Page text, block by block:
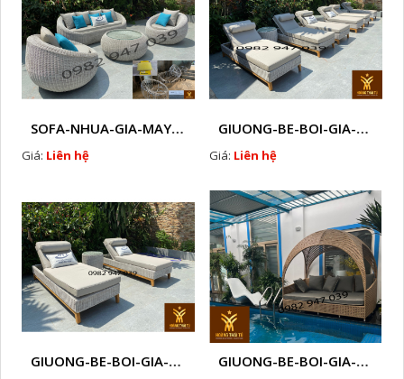
SOFA-NHUA-GIA-MAY-CAO-CAP-NGOAI-TROI-A1
Giá: Liên hệ
GIUONG-BE-BOI-GIA-MAY-P7
Giá: Liên hệ
GIUONG-BE-BOI-GIA-MAY-P6 GIUONG-BE-BOI-GIA-MAY-P3